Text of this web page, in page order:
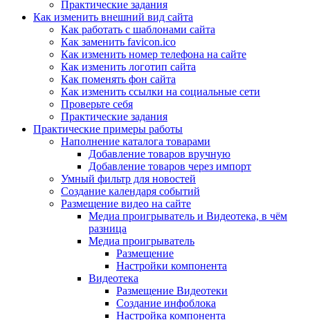
Практические задания
Как изменить внешний вид сайта
Как работать с шаблонами сайта
Как заменить favicon.ico
Как изменить номер телефона на сайте
Как изменить логотип сайта
Как поменять фон сайта
Как изменить ссылки на социальные сети
Проверьте себя
Практические задания
Практические примеры работы
Наполнение каталога товарами
Добавление товаров вручную
Добавление товаров через импорт
Умный фильтр для новостей
Создание календаря событий
Размещение видео на сайте
Медиа проигрыватель и Видеотека, в чём
разница
Медиа проигрыватель
Размещение
Настройки компонента
Видеотека
Размещение Видеотеки
Создание инфоблока
Настройка компонента